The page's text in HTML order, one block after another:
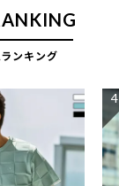
ンキング
4